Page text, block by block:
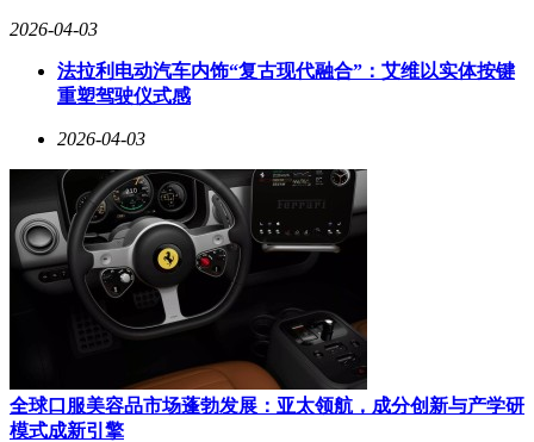
位、视频理解等领域，实现了能力的均衡提升。
为解决Agent领域高质量多模态交互数据稀缺的问题，智谱构
建了分层数据体系，利用合成环境自动生成大规模可控数据，
并通过过程奖励模型（PRM）数据抑制幻觉生成。同时，模
具，将编程与任务执行的链路升级为“视觉-行动混合闭环”。
目前，GLM-5V-Turbo已开放API，Coding Plan用户可申请抢先
试用。开发者可通过BigModel开放平台、AutoClaw（澳龙）
和Z.ai等渠道访问该模型。随着API的开放和Agent生态的打
通，智谱为开发者提供了“视觉感知+动作执行”的基础设施，
开启了AI应用开发的新篇章。
2026-04-03
法拉利电动汽车内饰“复古现代融合”：艾维以实体按键
重塑驾驶仪式感
2026-04-03
全球口服美容品市场蓬勃发展：亚太领航，成分创新与产学研
模式成新引擎